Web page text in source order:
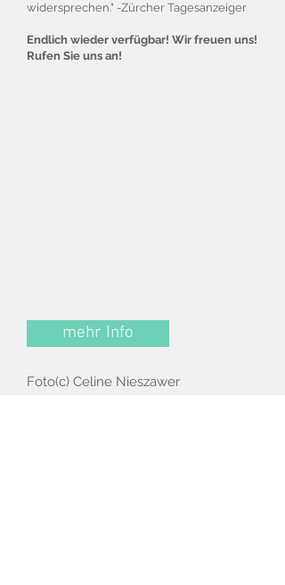
widersprechen." -Zürcher Tagesanzeiger
Endlich wieder verfügbar! Wir freuen uns!
Rufen Sie uns an!
mehr Info
Foto(c) Celine Nieszawer